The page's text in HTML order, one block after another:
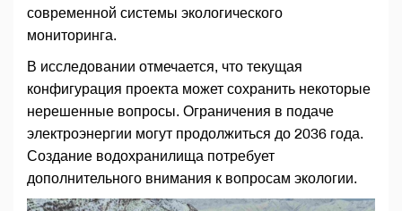
современной системы экологического
мониторинга.
В исследовании отмечается, что текущая
конфигурация проекта может сохранить некоторые
нерешенные вопросы. Ограничения в подаче
электроэнергии могут продолжиться до 2036 года.
Создание водохранилища потребует
дополнительного внимания к вопросам экологии.